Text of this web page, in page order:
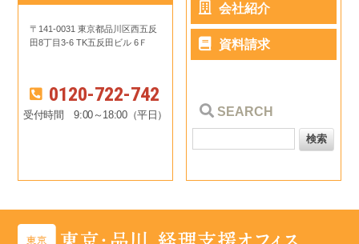
〒141-0031 東京都品川区西五反
田8丁目3-6 TK五反田ビル 6Ｆ
0120-722-742
受付時間 9:00～18:00（平日）
会社紹介
資料請求
SEARCH